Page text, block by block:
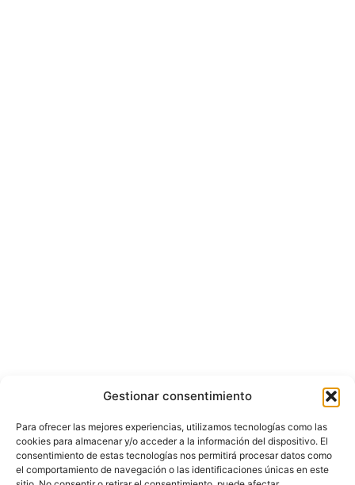
Gestionar consentimiento
Para ofrecer las mejores experiencias, utilizamos tecnologías como las
cookies para almacenar y/o acceder a la información del dispositivo. El
consentimiento de estas tecnologías nos permitirá procesar datos como
el comportamiento de navegación o las identificaciones únicas en este